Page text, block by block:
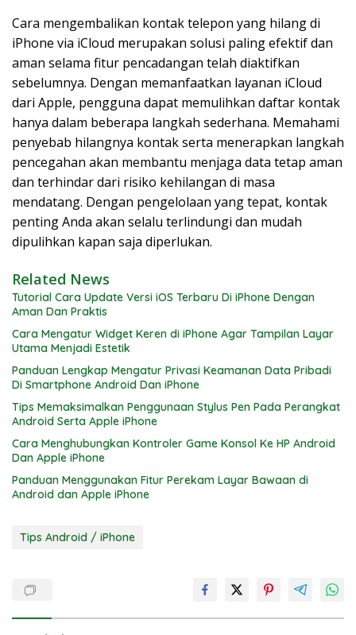
Cara mengembalikan kontak telepon yang hilang di
iPhone via iCloud merupakan solusi paling efektif dan
aman selama fitur pencadangan telah diaktifkan
sebelumnya. Dengan memanfaatkan layanan iCloud
dari Apple, pengguna dapat memulihkan daftar kontak
hanya dalam beberapa langkah sederhana. Memahami
penyebab hilangnya kontak serta menerapkan langkah
pencegahan akan membantu menjaga data tetap aman
dan terhindar dari risiko kehilangan di masa
mendatang. Dengan pengelolaan yang tepat, kontak
penting Anda akan selalu terlindungi dan mudah
dipulihkan kapan saja diperlukan.
Related News
Tutorial Cara Update Versi iOS Terbaru Di iPhone Dengan
Aman Dan Praktis
Cara Mengatur Widget Keren di iPhone Agar Tampilan Layar
Utama Menjadi Estetik
Panduan Lengkap Mengatur Privasi Keamanan Data Pribadi
Di Smartphone Android Dan iPhone
Tips Memaksimalkan Penggunaan Stylus Pen Pada Perangkat
Android Serta Apple iPhone
Cara Menghubungkan Kontroler Game Konsol Ke HP Android
Dan Apple iPhone
Panduan Menggunakan Fitur Perekam Layar Bawaan di
Android dan Apple iPhone
Tips Android / iPhone